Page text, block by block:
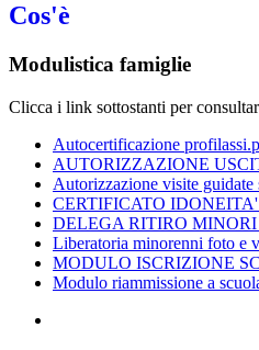
Cos'è
Modulistica famiglie
Clicca i link sottostanti per
Autocertificazione
AUTORIZZAZIONE
Autorizzazione visite
CERTIFICATO
DELEGA RITIRO MINORI
Liberatoria minorenni foto e
MODULO ISCRIZIONE
Modulo riammissione a